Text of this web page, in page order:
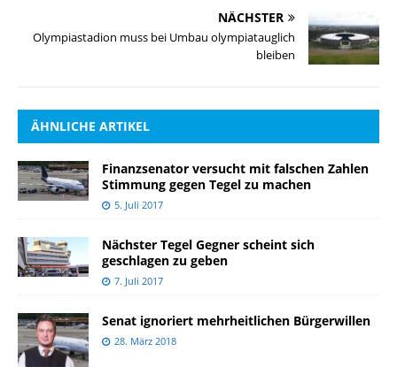
NÄCHSTER
Olympiastadion muss bei Umbau olympiatauglich
bleiben
ÄHNLICHE ARTIKEL
Finanzsenator versucht mit falschen Zahlen
Stimmung gegen Tegel zu machen
5. Juli 2017
Nächster Tegel Gegner scheint sich
geschlagen zu geben
7. Juli 2017
Senat ignoriert mehrheitlichen Bürgerwillen
28. März 2018